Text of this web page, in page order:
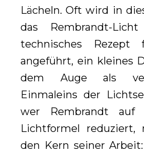
Lächeln. Oft wird in
das Rembrandt-
technisches Rezept
angeführt, ein kleines
dem Auge als
Einmaleins der
wer Rembrandt auf
Lichtformel reduziert,
den Kern seiner